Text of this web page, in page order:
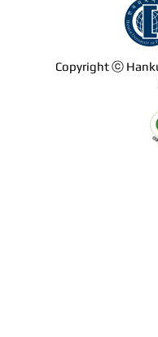
Copyright ⓒ